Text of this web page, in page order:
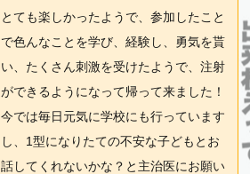
とても楽しかったようで、参加したこと
で色んなことを学び、経験し、勇気を貰
い、たくさん刺激を受けたようで、注射
ができるようになって帰って来ました！
今では毎日元気に学校にも行っています
し、1型になりたての不安な子どもとお
話してくれないかな？と主治医にお願い